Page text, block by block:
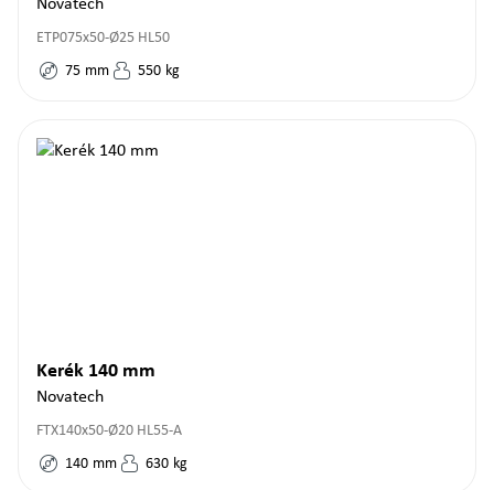
Novatech
ETP075x50-Ø25 HL50
75 mm 550 kg
Kerék 140 mm
Novatech
FTX140x50-Ø20 HL55-A
140 mm 630 kg